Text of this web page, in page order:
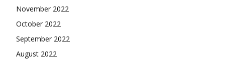
November 2022
October 2022
September 2022
August 2022